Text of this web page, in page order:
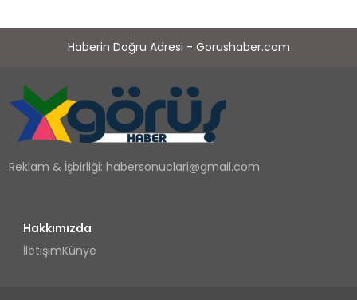
Haberin Doğru Adresi - Gorushaber.com
Reklam & İşbirliği:habersonuclari@gmail.com
Hakkımızda
İletişimKünye